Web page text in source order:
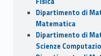
Dipartimento di
Matematica
Dipartimento di
Scienze